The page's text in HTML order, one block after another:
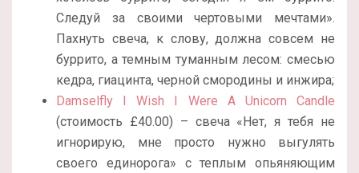
Следуй за своими чертовыми мечтами».
Пахнуть свеча, к слову, должна совсем не
буррито, а темным туманным лесом: смесью
кедра, гиацинта, черной смородины и инжира;
Damselfly I Wish I Were A Unicorn Candle
(стоимость £40.00) – свеча «Нет, я тебя не
игнорирую, мне просто нужно выгулять
своего единорога» с теплым опьяняющим